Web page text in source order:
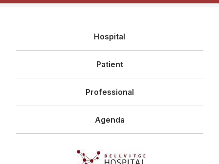
principal
Hospital
Patient
Professional
Agenda